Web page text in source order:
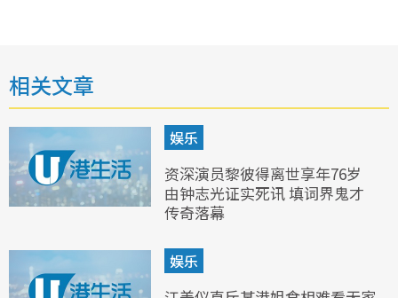
相关文章
娱乐
资深演员黎彼得离世享年76岁
由钟志光证实死讯 填词界鬼才
传奇落幕
娱乐